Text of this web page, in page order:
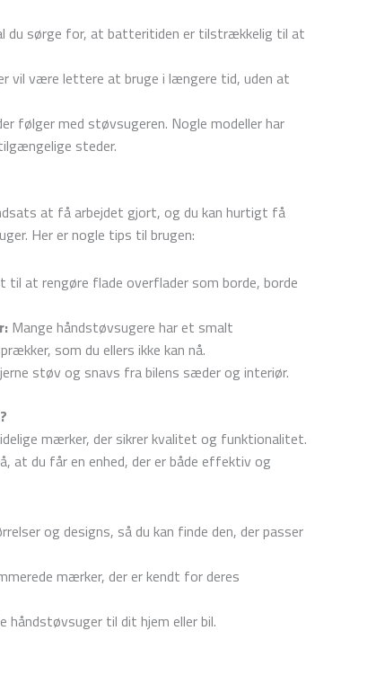
du sørge for, at batteritiden er tilstrækkelig til at
vil være lettere at bruge i længere tid, uden at
følger med støvsugeren. Nogle modeller har
steder.
at få arbejdet gjort, og du kan hurtigt få
Her er nogle tips til brugen:
til at rengøre flade overflader som borde, borde
Mange håndstøvsugere har et smalt
som du ellers ikke kan nå.
støv og snavs fra bilens sæder og interiør.
mærker, der sikrer kvalitet og funktionalitet.
at du får en enhed, der er både effektiv og
og designs, så du kan finde den, der passer
mærker, der er kendt for deres
til dit hjem eller bil.